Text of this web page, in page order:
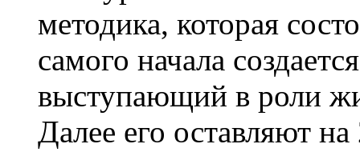
методика, которая
самого начала
выступающий в роли
Далее его оставляют